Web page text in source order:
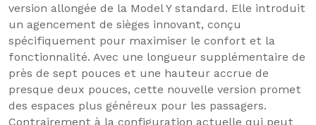
version allongée de la Model Y standard. Elle introduit
un agencement de sièges innovant, conçu
spécifiquement pour maximiser le confort et la
fonctionnalité. Avec une longueur supplémentaire de
près de sept pouces et une hauteur accrue de
presque deux pouces, cette nouvelle version promet
des espaces plus généreux pour les passagers.
Contrairement à la configuration actuelle qui peut